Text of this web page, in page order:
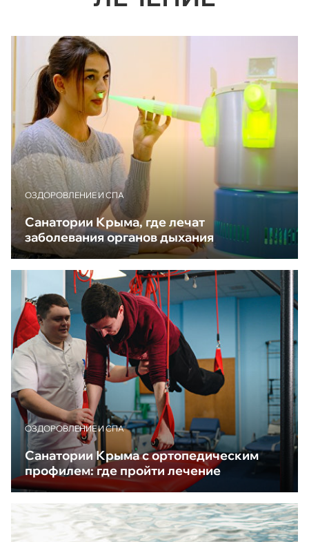
ОЗДОРОВЛЕНИЕ И СПА
Санатории Крыма, где лечат
заболевания органов дыхания
ОЗДОРОВЛЕНИЕ И СПА
Санатории Крыма с ортопедическим
профилем: где пройти лечение